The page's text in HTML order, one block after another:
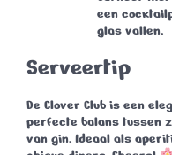
een
glas vallen.
Serveertip
De Clover Club is een
perfecte balans tussen
van gin. Ideaal als